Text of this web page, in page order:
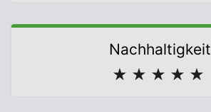
Nachhaltigkeit
★ ★ ★ ★ ★